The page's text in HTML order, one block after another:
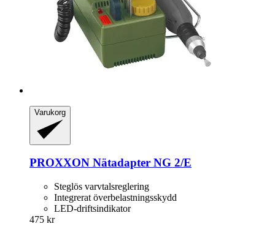
Varukorg
PROXXON Nätadapter NG 2/E
Steglös varvtalsreglering
Integrerat överbelastningsskydd
LED-driftsindikator
475 kr